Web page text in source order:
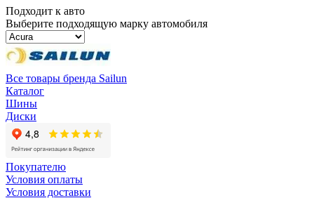
Подходит к авто
Выберите подходящую марку автомобиля
Все товары бренда Sailun
Каталог
Шины
Диски
Покупателю
Условия оплаты
Условия доставки